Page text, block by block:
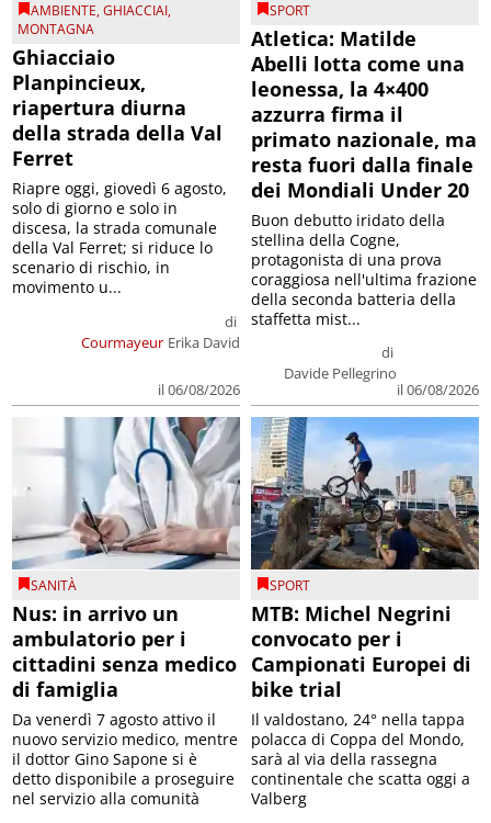
AMBIENTE,GHIACCIAI,
MONTAGNA
Ghiacciaio
Planpincieux,
riapertura diurna
della strada della Val
Ferret
Courmayeur
di
Erika David
il 06/08/2026
Riapre oggi, giovedì 6 agosto,
solo di giorno e solo in
discesa, la strada comunale
della Val Ferret; si riduce lo
scenario di rischio, in
movimento u...
SPORT
Atletica: Matilde
Abelli lotta come una
leonessa, la 4×400
azzurra firma il
primato nazionale, ma
resta fuori dalla finale
dei Mondiali Under 20
di
Davide Pellegrino
il 06/08/2026
Buon debutto iridato della
stellina della Cogne,
protagonista di una prova
coraggiosa nell'ultima frazione
della seconda batteria della
staffetta mist...
SANITÀ
Nus: in arrivo un
ambulatorio per i
cittadini senza medico
di famiglia
Da venerdì 7 agosto attivo il
nuovo servizio medico, mentre
il dottor Gino Sapone si è
detto disponibile a proseguire
nel servizio alla comunità
SPORT
MTB: Michel Negrini
convocato per i
Campionati Europei di
bike trial
Il valdostano, 24° nella tappa
polacca di Coppa del Mondo,
sarà al via della rassegna
continentale che scatta oggi a
Valberg